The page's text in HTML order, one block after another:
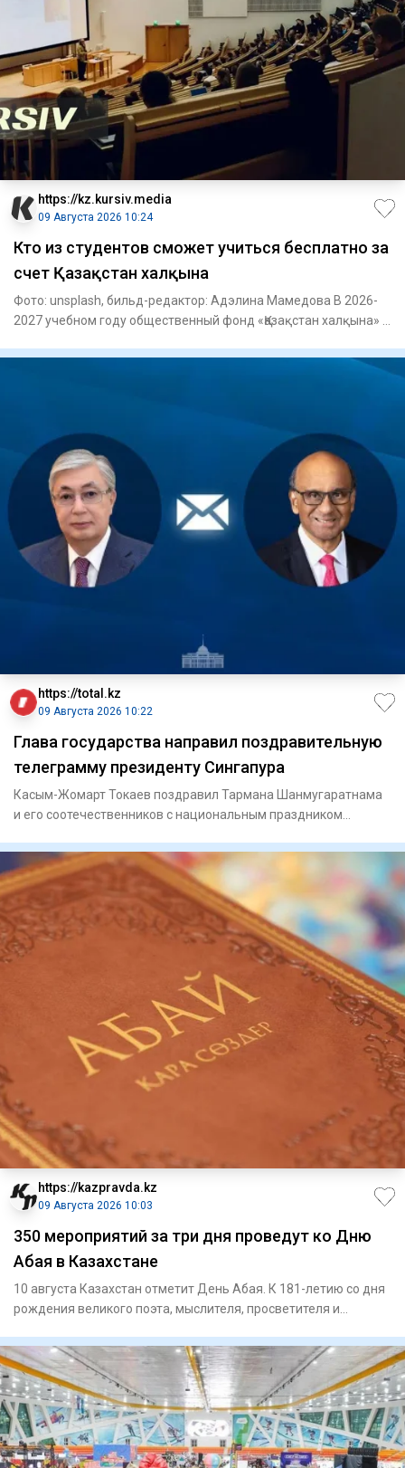
https://kz.kursiv.media
09 Августа 2026 10:24
Кто из студентов сможет учиться бесплатно за
счет Қазақстан халқына
Фото: unsplash, бильд-редактор: Адэлина Мамедова В 2026-
2027 учебном году общественный фонд «Қазақстан халқына» в
https://total.kz
09 Августа 2026 10:22
Глава государства направил поздравительную
телеграмму президенту Сингапура
Касым-Жомарт Токаев поздравил Тармана Шанмугаратнама
и его соотечественников с национальным праздником
https://kazpravda.kz
09 Августа 2026 10:03
350 мероприятий за три дня проведут ко Дню
Абая в Казахстане
10 августа Казахстан отметит День Абая. К 181-летию со дня
рождения великого поэта, мыслителя, просветителя и